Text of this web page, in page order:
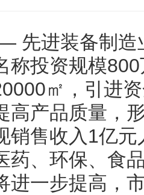
先进装备制造
称投资规模
㎡，引进
高产品质量，
销售收入1亿
药、环保、食
进一步提高，